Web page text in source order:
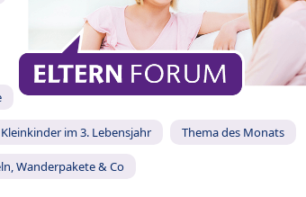
Kleinkinder im 3. Lebensjahr Thema des Monats
Wanderpakete & Co